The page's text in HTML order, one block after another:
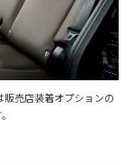
売店装着オプションの